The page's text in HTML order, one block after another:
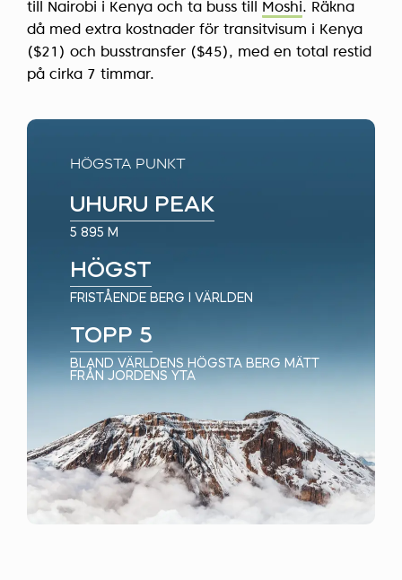
till Nairobi i Kenya och ta buss till
Moshi. Räkna
då med extra kostnader för transitvisum i Kenya
($21) och busstransfer ($45), med en total restid
på cirka 7 timmar.
HÖGSTA PUNKT
UHURU PEAK
5 895 M
HÖGST
FRISTÅENDE BERG I VÄRLDEN
TOPP 5
BLAND VÄRLDENS HÖGSTA BERG MÄTT
FRÅN JORDENS YTA